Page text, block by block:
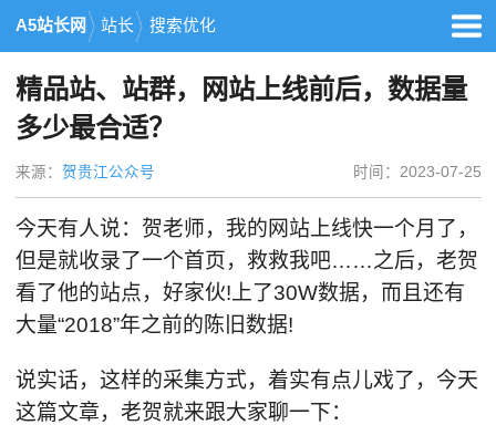
A5站长网 站长 搜索优化
精品站、站群，网站上线前后，数据量
多少最合适？
来源： 贺贵江公众号 时间：2023-07-25
今天有人说：贺老师，我的网站上线快一个月了，
但是就收录了一个首页，救救我吧……之后，老贺
看了他的站点，好家伙!上了30W数据，而且还有
大量“2018”年之前的陈旧数据!
说实话，这样的采集方式，着实有点儿戏了，今天
这篇文章，老贺就来跟大家聊一下：